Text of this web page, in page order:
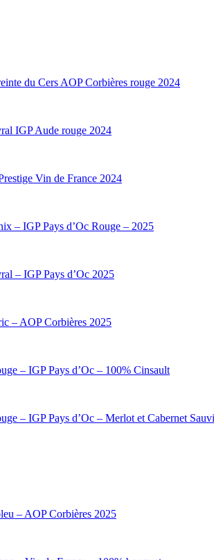
du Cers AOP Corbières rouge 2024
IGP Aude rouge 2024
Vin de France 2024
– IGP Pays d’Oc Rouge – 2025
– IGP Pays d’Oc 2025
– AOP Corbières 2025
– IGP Pays d’Oc – 100% Cinsault
– IGP Pays d’Oc – Merlot et Cabernet
– AOP Corbières 2025